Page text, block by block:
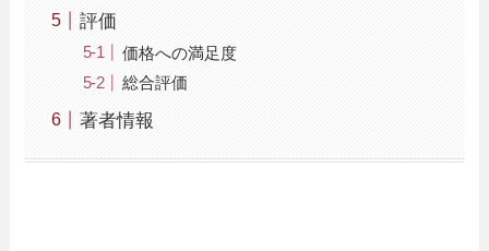
評価
価格への満足度
総合評価
著者情報